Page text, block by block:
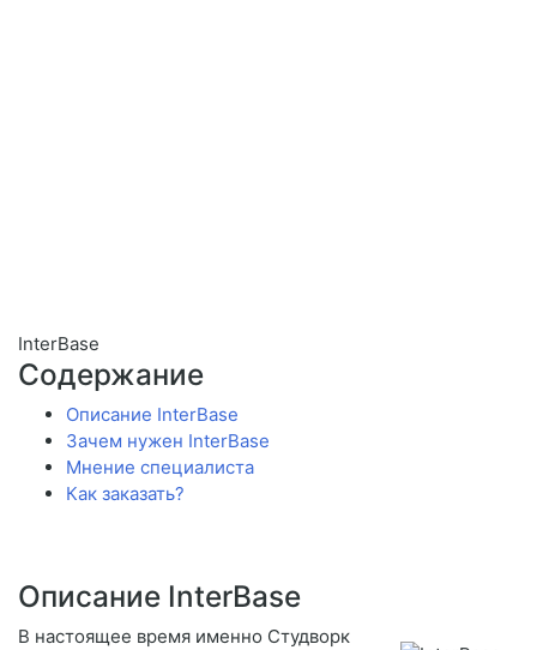
InterBase
Содержание
Описание InterBase
Зачем нужен InterBase
Мнение специалиста
Как заказать?
Описание InterBase
В настоящее время именно Студворк